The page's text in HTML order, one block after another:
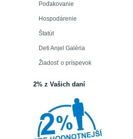
Poďakovanie
Hospodárenie
Štatút
Deti Anjel Galéria
Žiadosť o príspevok
2% z Vašich daní